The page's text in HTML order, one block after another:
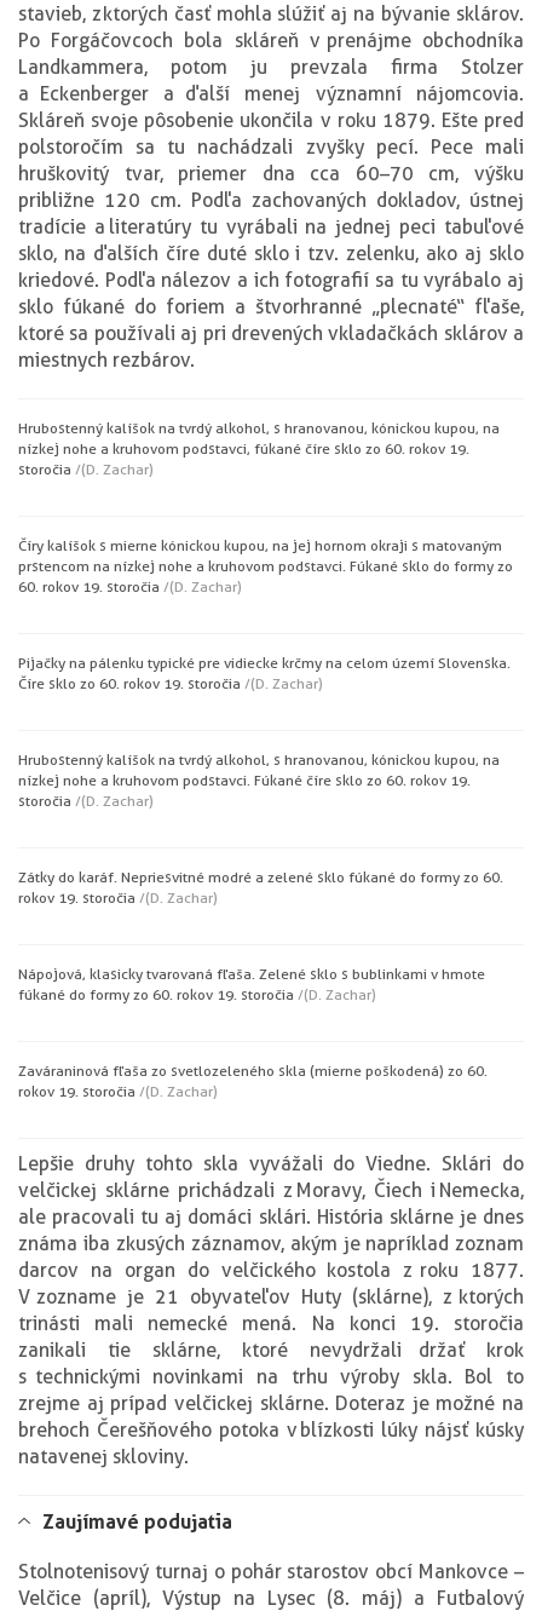
stavieb, z ktorých časť mohla slúžiť aj na bývanie sklárov.
Po Forgáčovcoch bola skláreň v prenájme obchodníka
Landkammera, potom ju prevzala firma Stolzer
a Eckenberger a ďalší menej významní nájomcovia.
Skláreň svoje pôsobenie ukončila v roku 1879. Ešte pred
polstoročím sa tu nachádzali zvyšky pecí. Pece mali
hruškovitý tvar, priemer dna cca 60–70 cm, výšku
približne 120 cm. Podľa zachovaných dokladov, ústnej
tradície a literatúry tu vyrábali na jednej peci tabuľové
sklo, na ďalších číre duté sklo i tzv. zelenku, ako aj sklo
kriedové. Podľa nálezov a ich fotografií sa tu vyrábalo aj
sklo fúkané do foriem a štvorhranné „plecnaté“ fľaše,
ktoré sa používali aj pri drevených vkladačkách sklárov a
miestnych rezbárov.
Hrubostenný kalíšok na tvrdý alkohol, s hranovanou, kónickou kupou, na
nízkej nohe a kruhovom podstavci, fúkané číre sklo zo 60. rokov 19.
storočia /(D. Zachar)
Číry kalíšok s mierne kónickou kupou, na jej hornom okraji s matovaným
prstencom na nízkej nohe a kruhovom podstavci. Fúkané sklo do formy zo
60. rokov 19. storočia /(D. Zachar)
Pijačky na pálenku typické pre vidiecke krčmy na celom území Slovenska.
Číre sklo zo 60. rokov 19. storočia /(D. Zachar)
Hrubostenný kalíšok na tvrdý alkohol, s hranovanou, kónickou kupou, na
nízkej nohe a kruhovom podstavci. Fúkané číre sklo zo 60. rokov 19.
storočia /(D. Zachar)
Zátky do karáf. Nepriesvitné modré a zelené sklo fúkané do formy zo 60.
rokov 19. storočia /(D. Zachar)
Nápojová, klasicky tvarovaná fľaša. Zelené sklo s bublinkami v hmote
fúkané do formy zo 60. rokov 19. storočia /(D. Zachar)
Zaváraninová fľaša zo svetlozeleného skla (mierne poškodená) zo 60.
rokov 19. storočia /(D. Zachar)
Lepšie druhy tohto skla vyvážali do Viedne. Sklári do
velčickej sklárne prichádzali z Moravy, Čiech i Nemecka,
ale pracovali tu aj domáci sklári. História sklárne je dnes
známa iba z kusých záznamov, akým je napríklad zoznam
darcov na organ do velčického kostola z roku 1877.
V zozname je 21 obyvateľov Huty (sklárne), z ktorých
trinásti mali nemecké mená. Na konci 19. storočia
zanikali tie sklárne, ktoré nevydržali držať krok
s technickými novinkami na trhu výroby skla. Bol to
zrejme aj prípad velčickej sklárne. Doteraz je možné na
brehoch Čerešňového potoka v blízkosti lúky nájsť kúsky
natavenej skloviny.
Zaujímavé podujatia
Stolnotenisový turnaj o pohár starostov obcí Mankovce –
Velčice (apríl), Výstup na Lysec (8. máj) a Futbalový